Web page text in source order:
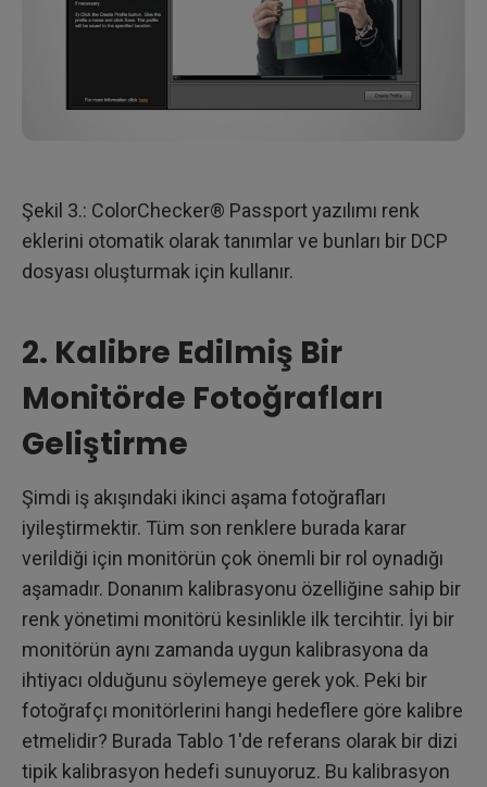
Şekil 3.: ColorChecker® Passport yazılımı renk
eklerini otomatik olarak tanımlar ve bunları bir DCP
dosyası oluşturmak için kullanır.
2. Kalibre Edilmiş Bir
Monitörde Fotoğrafları
Geliştirme
Şimdi iş akışındaki ikinci aşama fotoğrafları
iyileştirmektir. Tüm son renklere burada karar
verildiği için monitörün çok önemli bir rol oynadığı
aşamadır. Donanım kalibrasyonu özelliğine sahip bir
renk yönetimi monitörü kesinlikle ilk tercihtir. İyi bir
monitörün aynı zamanda uygun kalibrasyona da
ihtiyacı olduğunu söylemeye gerek yok. Peki bir
fotoğrafçı monitörlerini hangi hedeflere göre kalibre
etmelidir? Burada Tablo 1'de referans olarak bir dizi
tipik kalibrasyon hedefi sunuyoruz. Bu kalibrasyon